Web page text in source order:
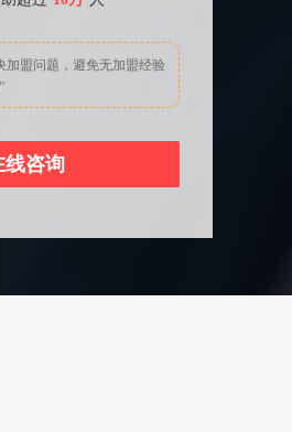
加盟问题，避免无加盟经验
线咨询